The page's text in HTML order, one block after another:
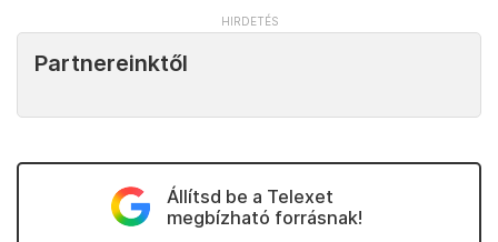
Partnereinktől
Állítsd be a Telexet
megbízható forrásnak!